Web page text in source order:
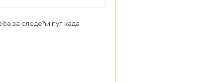
за следећи пут када